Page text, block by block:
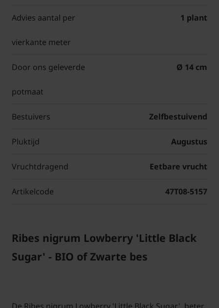
Advies aantal per
vierkante meter
1 plant
Door ons geleverde
potmaat
Ø 14 cm
Bestuivers Zelfbestuivend
Pluktijd Augustus
Vruchtdragend Eetbare vrucht
Artikelcode 47T08-5157
Ribes nigrum Lowberry 'Little Black
Sugar' - BIO of Zwarte bes